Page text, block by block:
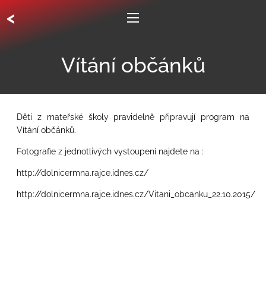
<
Vítání občánků
Děti z mateřské školy pravidelně připravují program na
Vítání občánků.
Fotografie z jednotlivých vystoupení najdete na :
http://dolnicermna.rajce.idnes.cz/
http://dolnicermna.rajce.idnes.cz/Vitani_obcanku_22.10.2015/